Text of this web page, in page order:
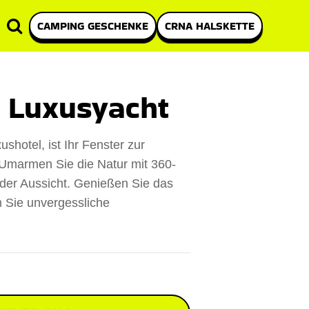
CAMPING GESCHENKE CRNA HALSKETTE
ist Ihr Fenster zur
Sie die Natur mit 360-
Aussicht. Genießen Sie das
Sie unvergessliche